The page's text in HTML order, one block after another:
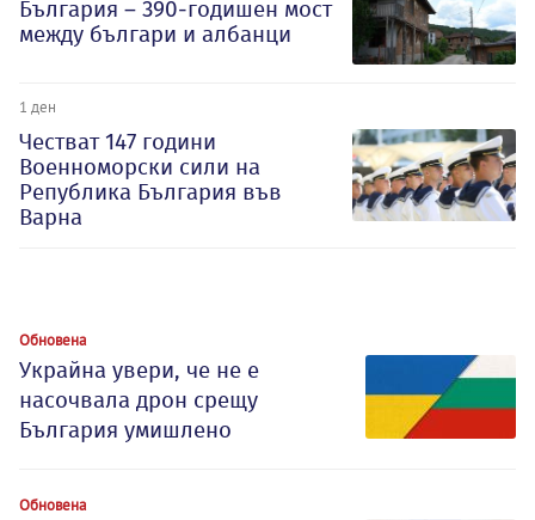
България – 390-годишен мост
между българи и албанци
1 ден
Честват 147 години
Военноморски сили на
Република България във
Варна
Обновена
Украйна увери, че не е
насочвала дрон срещу
България умишлено
Обновена